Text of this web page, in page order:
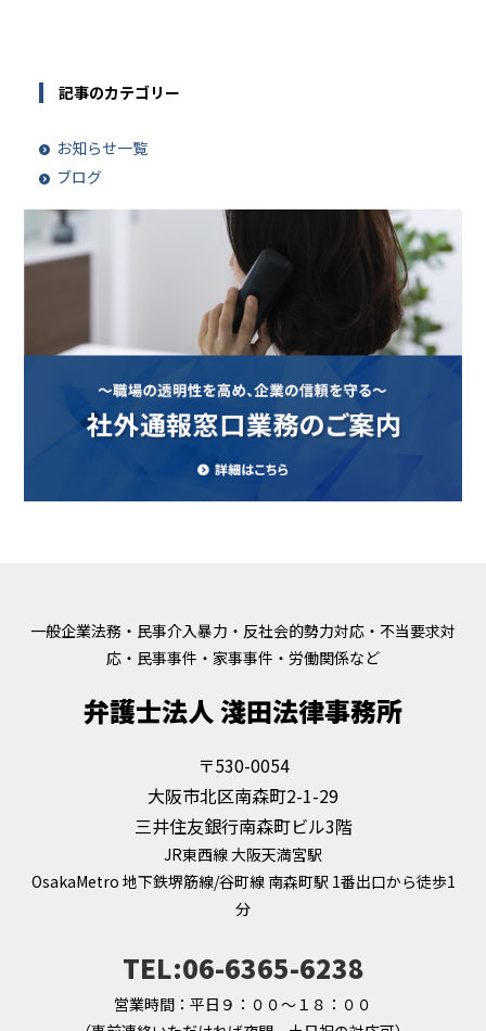
記事のカテゴリー
お知らせ一覧
ブログ
一般企業法務・民事介入暴力・反社会的勢力対応・不当要求対
応・民事事件・家事事件・労働関係など
弁護士法人 淺田法律事務所
〒530-0054
大阪市北区南森町2-1-29
三井住友銀行南森町ビル3階
JR東西線 大阪天満宮駅
OsakaMetro 地下鉄堺筋線/谷町線 南森町駅 1番出口から徒歩1
分
TEL:06-6365-6238
営業時間：平日９：００～１８：００